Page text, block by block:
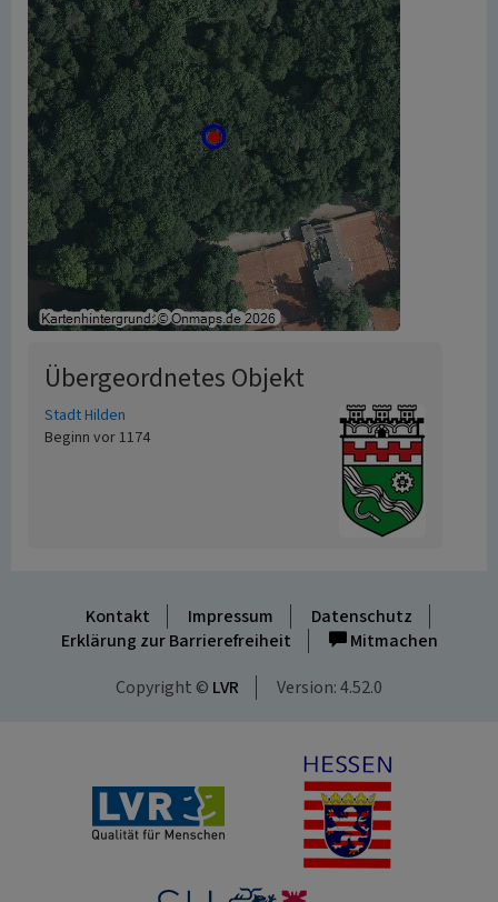
Übergeordnetes Objekt
Stadt Hilden
Beginn vor 1174
Kontakt Impressum
Datenschutz
Erklärung zur Barrierefreiheit
Mitmachen
Copyright © LVR Version: 4.52.0